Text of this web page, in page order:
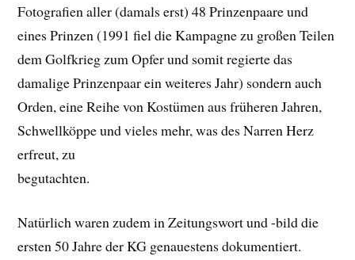
Fotografien aller (damals erst) 48 Prinzenpaare und
eines Prinzen (1991 fiel die Kampagne zu großen Teilen
dem Golfkrieg zum Opfer und somit regierte das
damalige Prinzenpaar ein weiteres Jahr) sondern auch
Orden, eine Reihe von Kostümen aus früheren Jahren,
Schwellköppe und vieles mehr, was des Narren Herz
erfreut, zu
begutachten.
Natürlich waren zudem in Zeitungswort und -bild die
ersten 50 Jahre der KG genauestens dokumentiert.